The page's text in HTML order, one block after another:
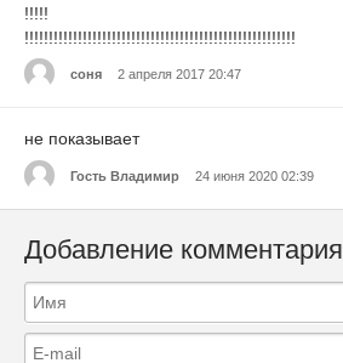
!!!!!
!!!!!!!!!!!!!!!!!!!!!!!!!!!!!!!!!!!!!!!!!!!!!!!!!!!!!!!!
соня 2 апреля 2017 20:47
не показывает
Гость Владимир 24 июня 2020 02:39
Добавление комментария